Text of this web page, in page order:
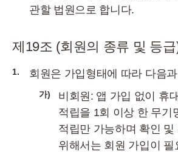
관할 법원으로 합니다.
제19조 (회원의 종류 및 등
1. 회원은 가입형태에 따라 다음
가)
비회원: 앱 가입 없이 휴
적립을 1회 이상 한 무기
적립만 가능하며 확인 및
위해서는 회원 가입이 필